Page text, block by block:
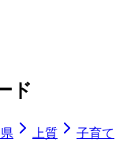
ド
上質
子育て